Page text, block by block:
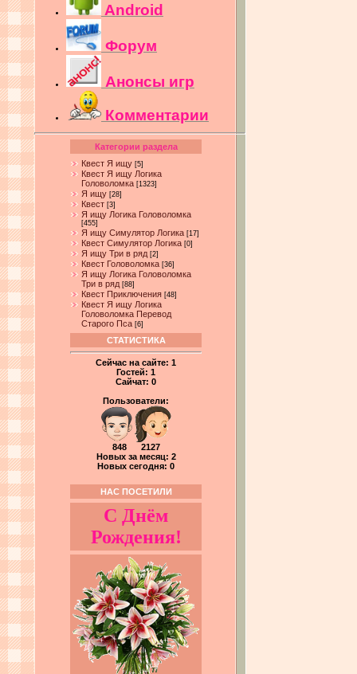
Android
Форум
Анонсы игр
Комментарии
Категории раздела
Квест Я ищу [5]
Квест Я ищу Логика
Головоломка [1323]
Я ищу [28]
Квест [3]
Я ищу Логика Головоломка
[455]
Я ищу Симулятор Логика [17]
Квест Симулятор Логика [0]
Я ищу Три в ряд [2]
Квест Головоломка [36]
Я ищу Логика Головоломка
Три в ряд [88]
Квест Приключения [48]
Квест Я ищу Логика
Головоломка Перевод
Старого Пса [6]
СТАТИСТИКА
Сейчас на сайте: 1
Гостей: 1
Сайчат: 0
Пользователи:
848 2127
Новых за месяц: 2
Новых сегодня: 0
НАС ПОСЕТИЛИ
С Днём
Рождения!